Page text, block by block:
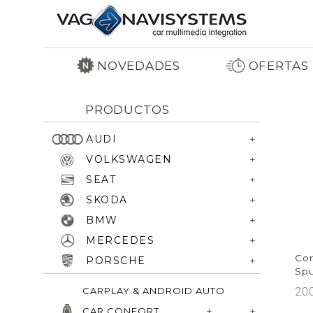
NOVEDADES OFERTAS
PRODUCTOS
AUDI
VOLKSWAGEN
SEAT
SKODA
BMW
MERCEDES
PORSCHE
CARPLAY & ANDROID AUTO